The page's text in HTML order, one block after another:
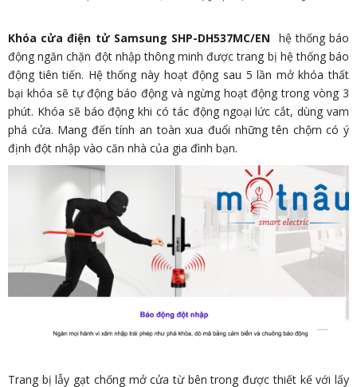
Khóa cửa điện tử Samsung SHP-DH537MC/EN hệ thống báo
động ngăn chặn đột nhập thông minh được trang bị hệ thống báo
động tiên tiến. Hệ thống này hoạt động sau 5 lần mở khóa thất
bại khóa sẽ tự động báo động và ngừng hoạt động trong vòng 3
phút. Khóa sẽ báo động khi có tác động ngoại lức cắt, dùng vam
phá cửa. Mang đến tính an toàn xua đuổi những tên chộm có ý
định đột nhập vào căn nhà của gia đình bạn.
Trang bị lẫy gạt chống mở cửa từ bên trong được thiết kế với lấy